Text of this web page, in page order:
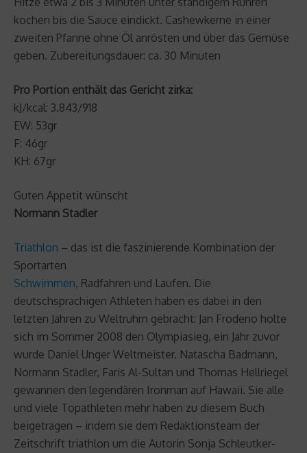
kochen bis die Sauce eindickt. Cashewkerne in einer
zweiten Pfanne ohne Öl anrösten und über das Gemüse
geben. Zubereitungsdauer: ca. 30 Minuten
Pro Portion enthält das Gericht zirka:
kJ/kcal: 3.843/918
EW: 53gr
F: 46gr
KH: 67gr
Guten Appetit wünscht
Normann Stadler
Triathlon – das ist die faszinierende Kombination der
Sportarten
Schwimmen, Radfahren und Laufen. Die
deutschsprachigen Athleten haben es dabei in den
letzten Jahren zu Weltruhm gebracht: Jan Frodeno holte
sich im Sommer 2008 den Olympiasieg, ein Jahr zuvor
wurde Daniel Unger Weltmeister. Natascha Badmann,
Normann Stadler, Faris Al-Sultan und Thomas Hellriegel
gewannen den legendären Ironman auf Hawaii. Sie alle
und viele Topathleten mehr haben zu diesem Buch
beigetragen – indem sie dem Redaktionsteam der
Zeitschrift triathlon um die Autorin Sonja Schleutker-